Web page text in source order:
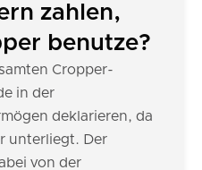
zahlen,
benutze?
Cropper-
in der
deklarieren, da
unterliegt. Der
von der